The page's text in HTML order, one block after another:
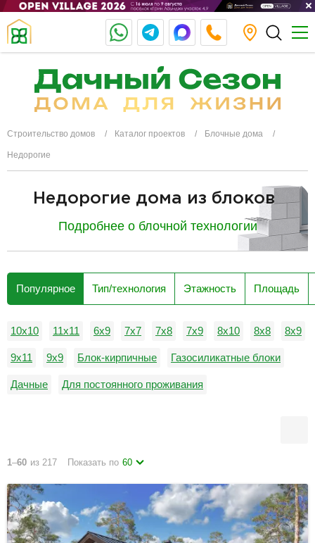
Строительство домов Каталог проектов Блочные дома
Недорогие
Недорогие дома из блоков
Подробнее о блочной технологии
Популярное Тип/технология Этажность Площадь
10х10 11х11 6х9 7х7 7х8 7х9 8х10 8х8 8х9
9х11 9х9 Блок-кирпичные Газосиликатные блоки
Дачные Для постоянного проживания
1–60 из 217 Показать по 60